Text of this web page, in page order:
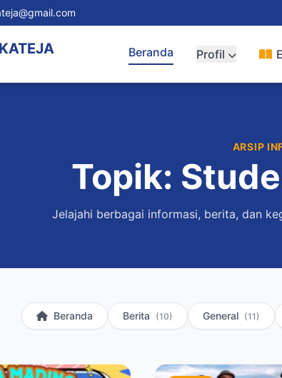
Beranda Profil
ARSIP
Topik:
Jelajahi berbagai informasi, berita, dan
Beranda Berita (10) General (11)